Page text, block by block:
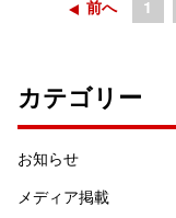
前へ 1
カテゴリー
お知らせ
メディア掲載